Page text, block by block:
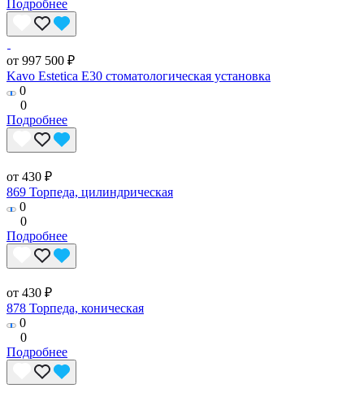
Подробнее
от 997 500 ₽
Kavo Estetica E30 стоматологическая установка
0
0
Подробнее
от 430 ₽
869 Торпеда, цилиндрическая
0
0
Подробнее
от 430 ₽
878 Торпеда, коническая
0
0
Подробнее